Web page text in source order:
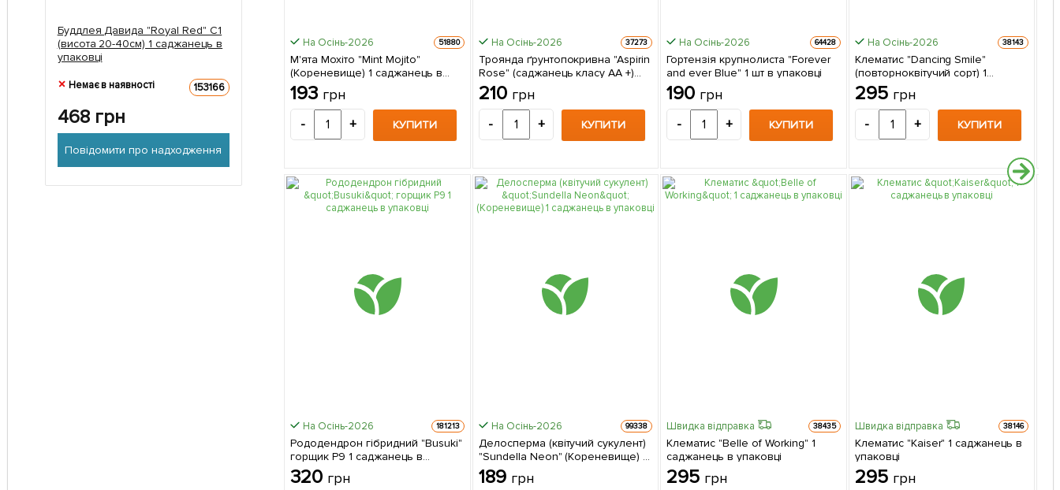
Буддлея Давида "Royal Red" С1
(висота 20-40см) 1 саджанець в
упаковці
Немає в наявності 153166
468грн
Повідомити про надходження
На Осінь-2026 51880
М'ята Мохіто "Mint Mojito"
(Кореневище) 1 саджанець в
упаковці
193 грн
- + КУПИТИ
На Осінь-2026 37273
Троянда ґрунтопокривна "Aspirin
Rose" (саджанець класу АА +)
вищий сорт 1 шт в упаковці
210 грн
- + КУПИТИ
На Осінь-2026 64428
Гортензія крупнолиста "Forever
and ever Blue" 1 шт в упаковці
190 грн
- + КУПИТИ
На Осінь-2026 38143
Клематис "Dancing Smile"
(повторноквітучий сорт) 1
саджанець в упаковці
295 грн
- + КУПИТИ
На Осінь-2026 181213
Рододендрон гібридний "Busuki"
горщик Р9 1 саджанець в
упаковці
320 грн
На Осінь-2026 99338
Делосперма (квітучий сукулент)
"Sundella Neon" (Кореневище) 1
саджанець в упаковці
189 грн
Швидка відправка 38435
Клематис "Belle of Working" 1
саджанець в упаковці
295 грн
Швидка відправка 38146
Клематис "Kaiser" 1 саджанець в
упаковці
295 грн